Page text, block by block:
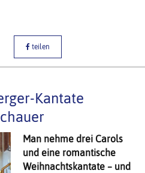
teilen
Kantate
Man nehme drei Carols
und eine romantische
Weihnachtskantate – und